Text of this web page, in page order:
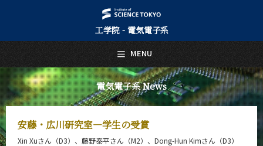
工学院 - 電気電子系
電気電子系 News
安藤・広川研究室―学生の受賞
Xin Xuさん（D3）、藤野泰平さん（M2）、Dong-Hun Kimさん（D3）
MENU
日本語 English
トップページ
Top Page
電気電子系について
About Us
教育
Education